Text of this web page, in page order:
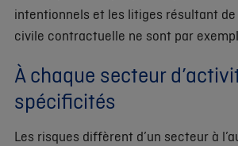
intentionnels et les litiges résultant
civile contractuelle ne sont par
À chaque secteur
spécificités
Les risques diffèrent d’un secteur à